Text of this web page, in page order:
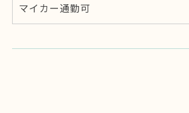
マイカー通勤可